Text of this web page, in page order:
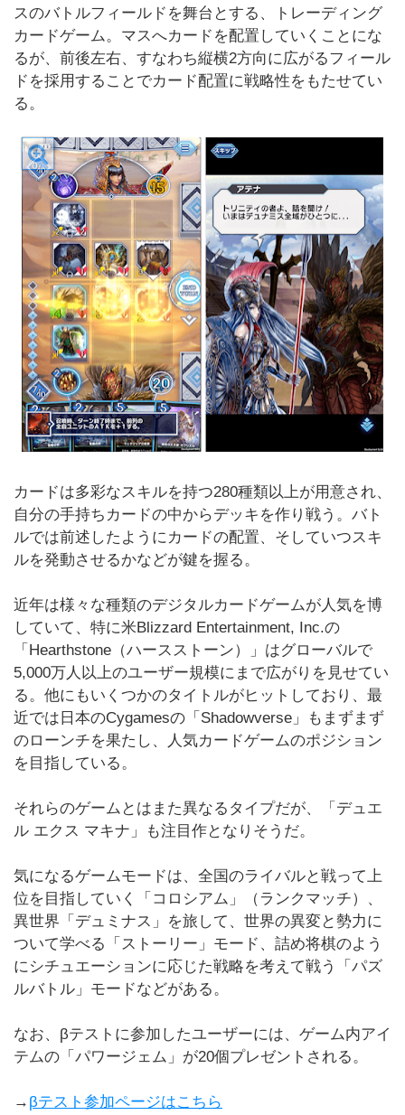
スのバトルフィールドを舞台とする、トレーディング
カードゲーム。マスへカードを配置していくことにな
るが、前後左右、すなわち縦横2方向に広がるフィール
ドを採用することでカード配置に戦略性をもたせてい
る。
カードは多彩なスキルを持つ280種類以上が用意され、
自分の手持ちカードの中からデッキを作り戦う。バト
ルでは前述したようにカードの配置、そしていつスキ
ルを発動させるかなどが鍵を握る。
近年は様々な種類のデジタルカードゲームが人気を博
していて、特に米Blizzard Entertainment, Inc.の
「Hearthstone（ハースストーン）」はグローバルで
5,000万人以上のユーザー規模にまで広がりを見せてい
る。他にもいくつかのタイトルがヒットしており、最
近では日本のCygamesの「Shadowverse」もまずまず
のローンチを果たし、人気カードゲームのポジション
を目指している。
それらのゲームとはまた異なるタイプだが、「デュエ
ル エクス マキナ」も注目作となりそうだ。
気になるゲームモードは、全国のライバルと戦って上
位を目指していく「コロシアム」（ランクマッチ）、
異世界「デュミナス」を旅して、世界の異変と勢力に
ついて学べる「ストーリー」モード、詰め将棋のよう
にシチュエーションに応じた戦略を考えて戦う「パズ
ルバトル」モードなどがある。
なお、βテストに参加したユーザーには、ゲーム内アイ
テムの「パワージェム」が20個プレゼントされる。
→ βテスト参加ページはこちら